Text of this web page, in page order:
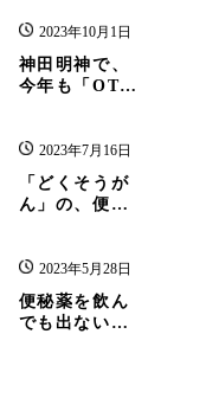
2023年10月1日
神田明神で、
今年も「OTC
が開催されま
す！
2023年7月16日
「どくそうが
ん」の、便秘
2023年5月28日
便秘薬を飲ん
でも出ない